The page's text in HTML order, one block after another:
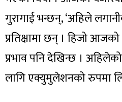
गुरागाई भन्छन्, ‘अहिले
प्रतिक्षामा छन् । हिजो
प्रभाव पनि देखिन्छ ।
लागि एक्युमुलेशनको रुपमा